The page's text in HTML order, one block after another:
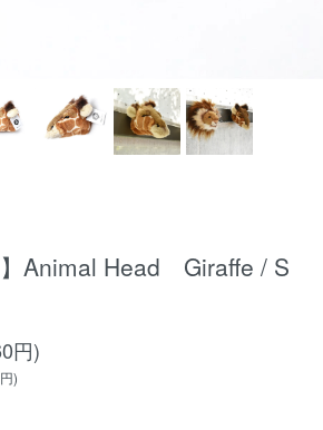
】Animal Head Giraffe / S
円)
)